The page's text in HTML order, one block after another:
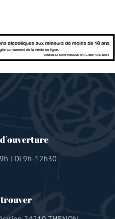
| Di 9h-12h30
trouver